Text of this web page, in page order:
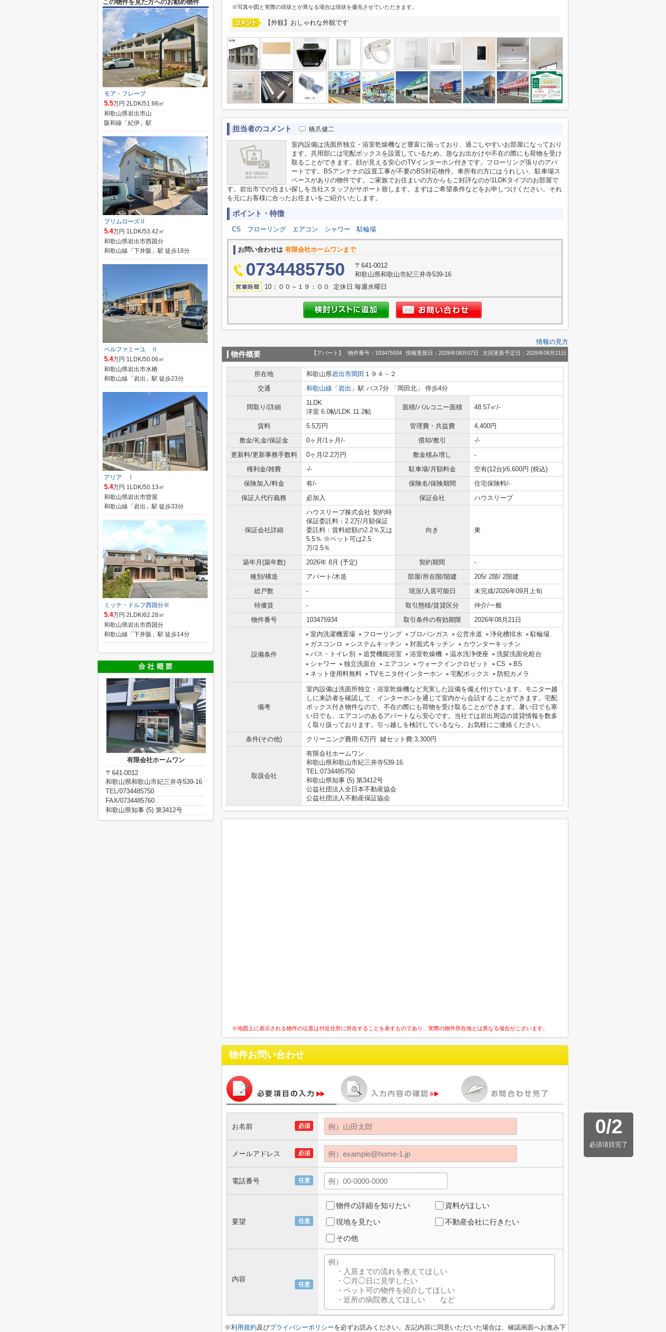
※写真や図と実際の現状とが異なる場合は現状を優先させていただきます。
【外観】おしゃれな外観です
担当者のコメント 橋爪健二
室内設備は洗面所独立・浴室乾燥機など豊富に揃っており、過ごしやすいお部屋になっており
ます。共用部には宅配ボックスを設置しているため、急なお出かけや不在の際にも荷物を受け
取ることができます。顔が見える安心のTVインターホン付きです。フローリング張りのアパ
ートです。BSアンテナの設置工事が不要のBS対応物件。車所有の方にはうれしい、駐車場ス
ペースがありの物件です。ご家族でお住まいの方からもご好評なのが1LDKタイプのお部屋で
す。岩出市での住まい探しを当社スタッフがサポート致します。まずはご希望条件などをお申しつけください。それ
を元にお客様に合ったお住まいをご紹介いたします。
ポイント・特徴
CS フローリング エアコン シャワー 駐輪場
お問い合わせは 有限会社ホームワンまで
0734485750
〒641-0012
和歌山県和歌山市紀三井寺539-16
10：００～１９：００ 定休日:毎週水曜日
情報の見方
物件概要 【アパート】 物件番号：103475934 情報更新日：2026年08月07日 次回更新予定日：2026年08月21日
所在地 和歌山県岩出市岡田 １９４－２
交通
和歌山線 「 岩出 」駅 バス7分 「岡田北」 停歩4分
間取り/詳細
1LDK
洋室 6.0帖/LDK 11.2帖
面積/バルコニー面積 48.57㎡/-
賃料 5.5万円 管理費・共益費
4,400円
敷金/礼金/保証金
0ヶ月/1ヶ月/- 償却/敷引
-/-
更新料/更新事務手数料
0ヶ月/2.2万円 敷金積み増し
-
権利金/雑費
-/- 駐車場/月額料金
空有(12台)/6,600円 (税込)
保険加入/料金
有/- 保険名/保険期間
住宅保険料/-
保証人代行義務
必加入 保証会社 ハウスリーブ
保証会社詳細
ハウスリーブ株式会社 契約時
保証委託料：2.2万/月額保証
委託料：賃料総額の2.2％又は
5.5％ ※ペット可は2.5
万/2.5％
向き 東
築年月(築年数) 2026年 8月 (予定) 契約期間
-
種別/構造
アパート/木造 部屋/所在階/階建
205/ 2階/ 2階建
総戸数
- 現況/入居可能日
未完成/2026年09月上旬
特優賃
- 取引態様/賃貸区分
仲介/一般
物件番号
103475934 取引条件の有効期限 2026年08月21日
設備条件
室内洗濯機置場 フローリング プロパンガス 公営水道 浄化槽排水
駐輪場
ガスコンロ
システムキッチン 対面式キッチン
カウンターキッチン
バス・トイレ別
追焚機能浴室 浴室乾燥機 温水洗浄便座
洗髪洗面化粧台
シャワー
独立洗面台 エアコン ウォークインクロゼット CS
BS
ネット使用料無料
TVモニタ付インターホン 宅配ボックス 防犯カメラ
備考
室内設備は洗面所独立・浴室乾燥機など充実した設備を備え付けています。モニター越
しに来訪者を確認して、インターホンを通じて室内から会話することができます。宅配
ボックス付き物件なので、不在の際にも荷物を受け取ることができます。暑い日でも寒
い日でも、エアコンのあるアパートなら安心です。当社では岩出周辺の賃貸情報を数多
く取り扱っております。引っ越しを検討しているなら、お気軽にご連絡ください。
条件(その他)
クリーニング費用:6万円 鍵セット費:3,300円
取扱会社
有限会社ホームワン
和歌山県和歌山市紀三井寺539-16
TEL:0734485750
和歌山県知事 (5) 第3412号
公益社団法人全日本不動産協会
公益社団法人不動産保証協会
※地図上に表示される物件の位置は付近住所に所在することを表すものであり、実際の物件所在地とは異なる場合がございます。
物件お問い合わせ
0/2
必須項目完了
必須
お名前
必須
メールアドレス
任意
電話番号
任意
要望
物件の詳細を知りたい
資料がほしい
現地を見たい
不動産会社に行きたい
その他
任意
内容
※利用規約及びプライバシーポリシーを必ずお読みください。左記内容に同意いただいた場合は、確認画面へお進み下
この物件を見た方へのお勧め物件
モア・フレーブ
5.5万円 2LDK/51.66㎡
和歌山県岩出市山
阪和線「紀伊」駅
プリムローズⅡ
5.4万円 1LDK/53.42㎡
和歌山県岩出市西国分
和歌山線「下井阪」駅 徒歩18分
ベルファミーユ Ⅱ
5.4万円 1LDK/50.06㎡
和歌山県岩出市水栖
和歌山線「岩出」駅 徒歩23分
アリア Ⅰ
5.4万円 1LDK/50.13㎡
和歌山県岩出市曽屋
和歌山線「岩出」駅 徒歩33分
ミッテ・ドルフ西国分Ⅲ
5.4万円 2LDK/62.28㎡
和歌山県岩出市西国分
和歌山線「下井阪」駅 徒歩14分
有限会社ホームワン
〒641-0012
和歌山県和歌山市紀三井寺539-16
TEL/0734485750
FAX/0734485760
和歌山県知事 (5) 第3412号